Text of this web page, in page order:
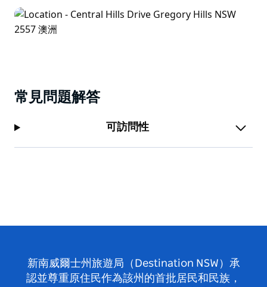
常見問題解答
可訪問性
新南威爾士州旅遊局（Destination NSW）承
認並尊重原住民作為該州的首批居民和民族，